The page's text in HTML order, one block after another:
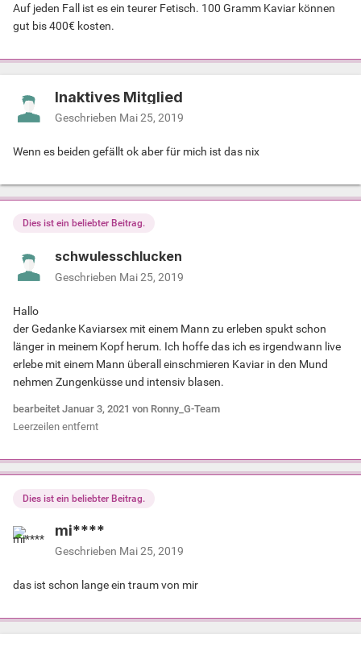
Auf jeden Fall ist es ein teurer Fetisch. 100 Gramm Kaviar können
gut bis 400€ kosten.
Inaktives Mitglied
Geschrieben Mai 25, 2019
Wenn es beiden gefällt ok aber für mich ist das nix
Dies ist ein beliebter Beitrag.
schwulesschlucken
Geschrieben Mai 25, 2019
Hallo
der Gedanke Kaviarsex mit einem Mann zu erleben spukt schon
länger in meinem Kopf herum. Ich hoffe das ich es irgendwann live
erlebe mit einem Mann überall einschmieren Kaviar in den Mund
nehmen Zungenküsse und intensiv blasen.
bearbeitet Januar 3, 2021 von Ronny_G-Team
Leerzeilen entfernt
Dies ist ein beliebter Beitrag.
mi****
Geschrieben Mai 25, 2019
das ist schon lange ein traum von mir